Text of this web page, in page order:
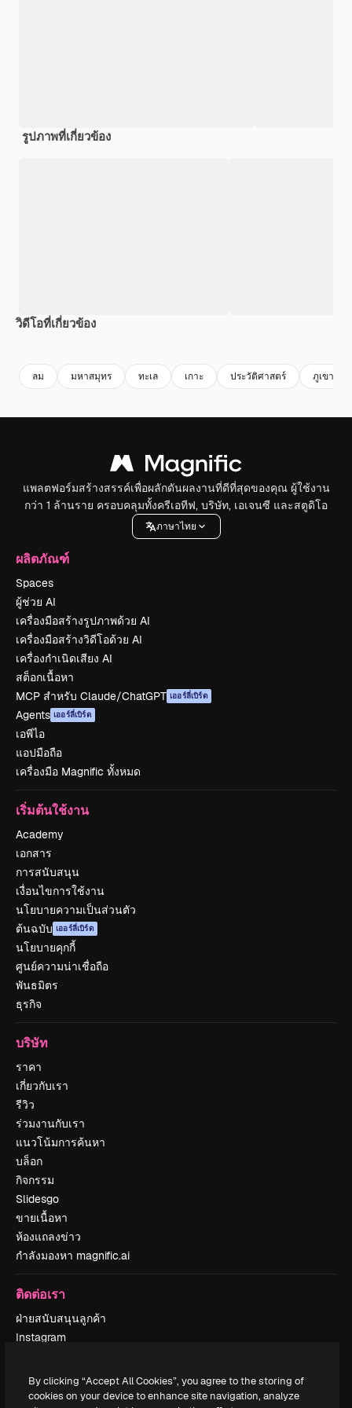
รูปภาพที่เกี่ยวข้อง
วิดีโอที่เกี่ยวข้อง
ลม มหาสมุทร ทะเล เกาะ ประวัติศาสตร์ ภูเขา
แพลตฟอร์มสร้างสรรค์เพื่อผลักดันผลงานที่ดีที่สุดของคุณ ผู้ใช้งาน
กว่า 1 ล้านราย ครอบคลุมทั้งครีเอทีฟ, บริษัท, เอเจนซี และสตูดิโอ
ภาษาไทย
ผลิตภัณฑ์
Spaces
ผู้ช่วย AI
เครื่องมือสร้างรูปภาพด้วย AI
เครื่องมือสร้างวิดีโอด้วย AI
เครื่องกำเนิดเสียง AI
สต็อกเนื้อหา
MCP สำหรับ Claude/ChatGPT เออร์ลี่เบิร์ด
Agents เออร์ลี่เบิร์ด
เอพีไอ
แอปมือถือ
เครื่องมือ Magnific ทั้งหมด
เริ่มต้นใช้งาน
Academy
เอกสาร
การสนับสนุน
เงื่อนไขการใช้งาน
นโยบายความเป็นส่วนตัว
ต้นฉบับ เออร์ลี่เบิร์ด
นโยบายคุกกี้
ศูนย์ความน่าเชื่อถือ
พันธมิตร
ธุรกิจ
บริษัท
ราคา
เกี่ยวกับเรา
รีวิว
ร่วมงานกับเรา
แนวโน้มการค้นหา
บล็อก
กิจกรรม
Slidesgo
ขายเนื้อหา
ห้องแถลงข่าว
กำลังมองหา magnific.ai
ติดต่อเรา
ฝ่ายสนับสนุนลูกค้า
Instagram
LinkedIn
TikTok
By clicking “Accept All Cookies”, you agree to the storing of
cookies on your device to enhance site navigation, analyze